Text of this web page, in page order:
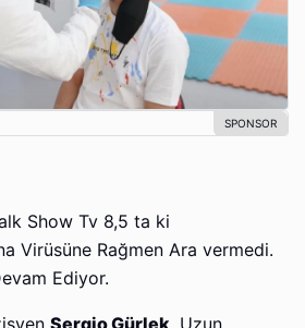
Show Tv 8,5 ta ki
Virüsüne Rağmen Ara vermedi.
Ediyor.